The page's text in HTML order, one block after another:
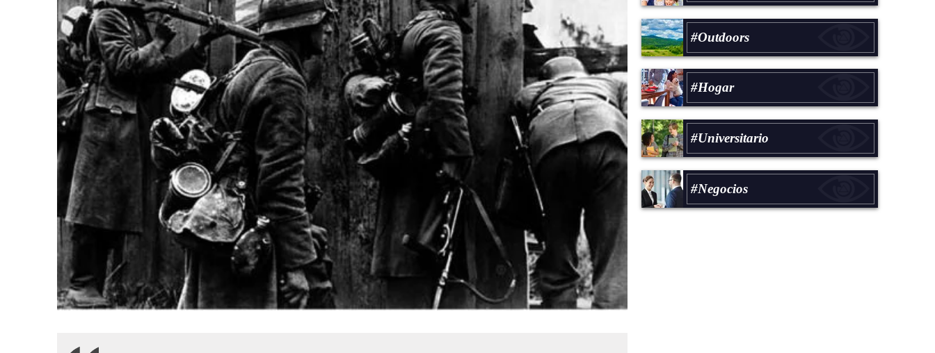
#Outdoors
#Hogar
#Universitario
#Negocios